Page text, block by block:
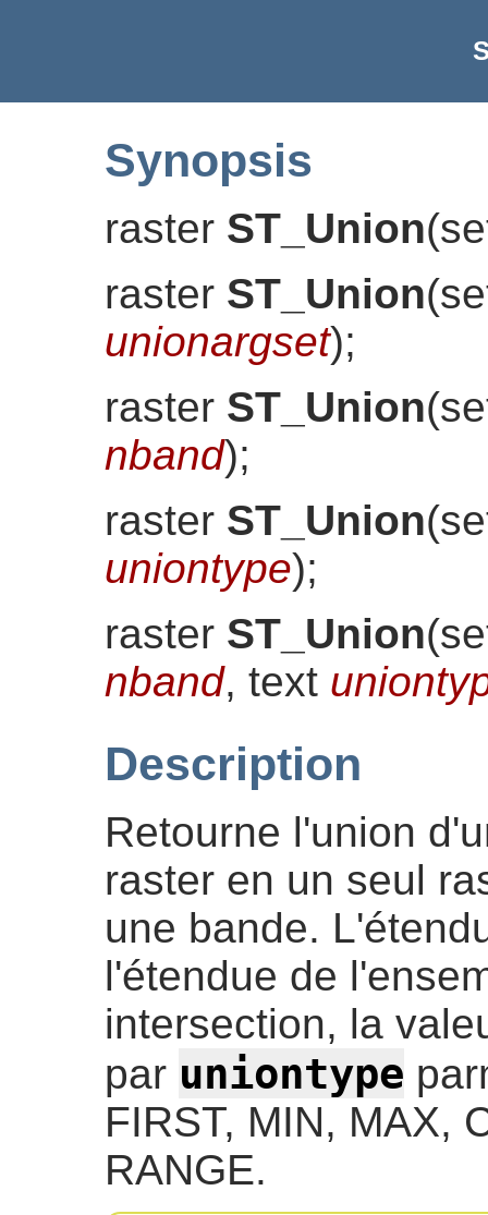
Synopsis
raster ST_Union(
raster ST_Union(
unionargset);
raster ST_Union(
nband);
raster ST_Union(
uniontype);
raster ST_Union(
nband, text
Description
Retourne l'union
raster en un seul
une bande.
l'étendue de
intersection, la
par uniontype
FIRST, MIN, MAX,
RANGE.